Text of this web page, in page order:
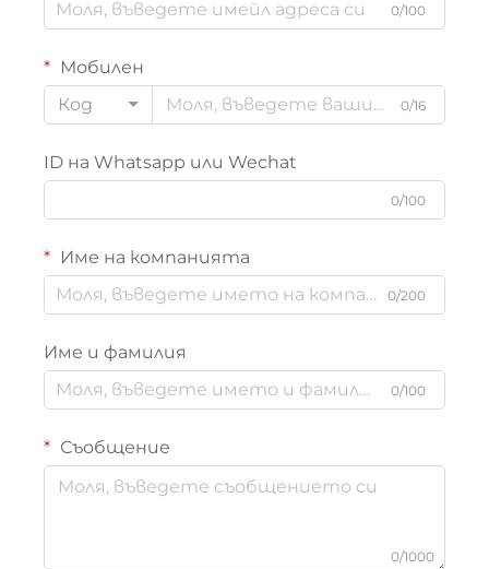
0/100
Мобилен
Код
0/16
ID на Whatsapp или Wechat
0/100
Име на компанията
0/200
Име и фамилия
0/100
Съобщение
0/1000